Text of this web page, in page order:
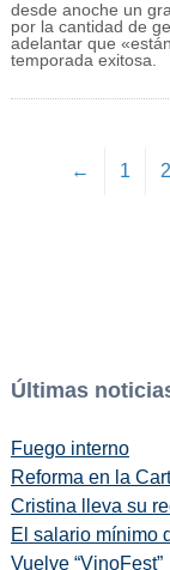
desde anoche un
por la cantidad de
adelantar que
temporada exitosa.
← 1 2
Últimas
Fuego interno
Reforma en la
Cristina lleva su
El salario mínimo
Vuelve “VinoFest”